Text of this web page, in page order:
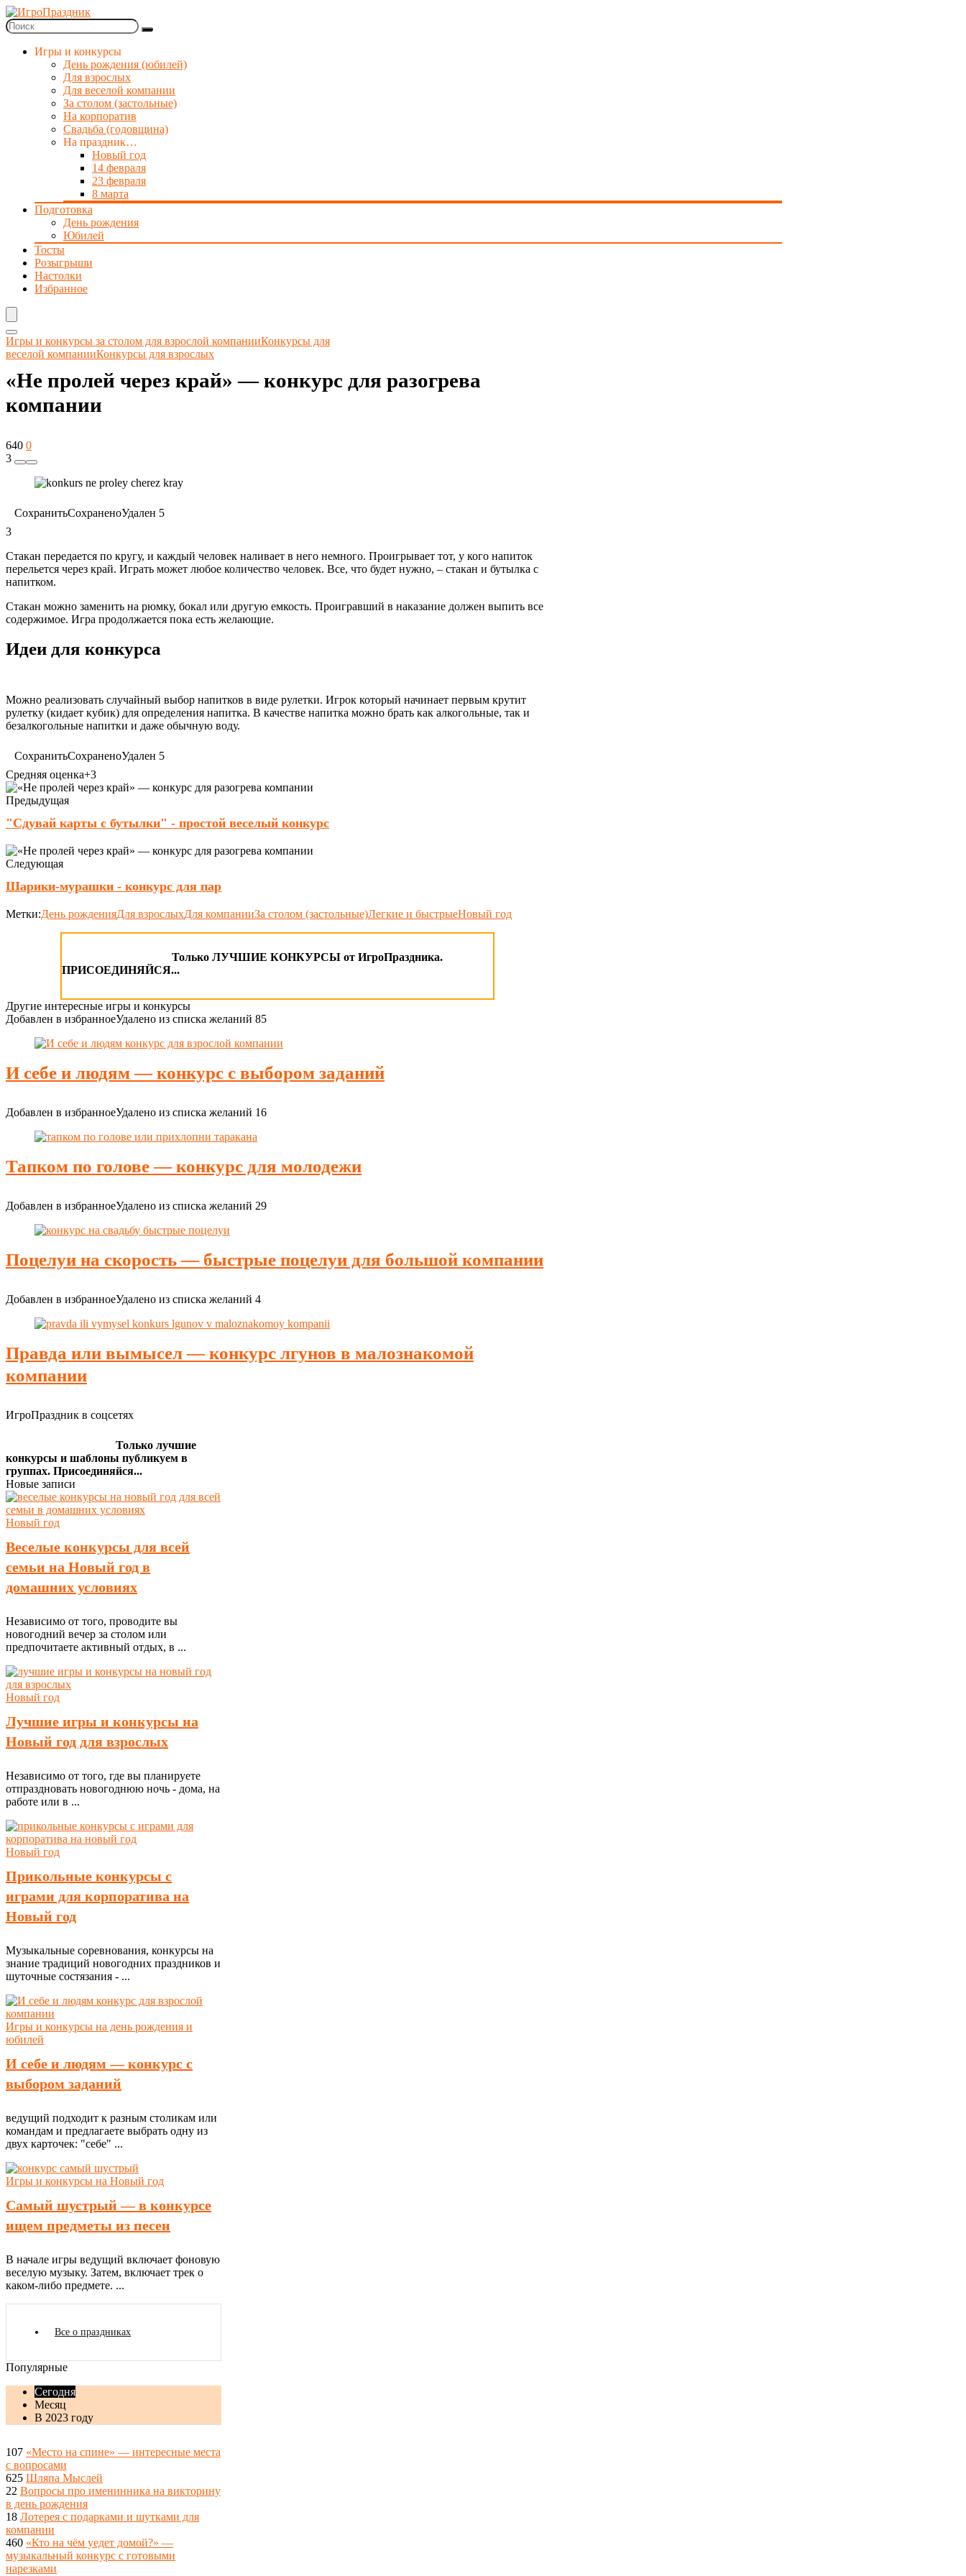
Игры и конкурсы
День рождения (юбилей)
Для взрослых
Для веселой компании
За столом (застольные)
На корпоратив
Свадьба (годовщина)
На праздник…
Новый год
14 февраля
23 февраля
8 марта
Подготовка
День рождения
Юбилей
Тосты
Розыгрыши
Настолки
Избранное
Игры и конкурсы за столом для взрослой компанииКонкурсы для
веселой компанииКонкурсы для взрослых
«Не пролей через край» — конкурс для разогрева
компании
640 0
3
СохранитьСохраненоУдален 5
3
Стакан передается по кругу, и каждый человек наливает в него немного. Проигрывает тот, у кого напиток
перельется через край. Играть может любое количество человек. Все, что будет нужно, – стакан и бутылка с
напитком.
Стакан можно заменить на рюмку, бокал или другую емкость. Проигравший в наказание должен выпить все
содержимое. Игра продолжается пока есть желающие.
Идеи для конкурса
Можно реализовать случайный выбор напитков в виде рулетки. Игрок который начинает первым крутит
рулетку (кидает кубик) для определения напитка. В качестве напитка можно брать как алкогольные, так и
безалкогольные напитки и даже обычную воду.
СохранитьСохраненоУдален 5
Средняя оценка+3
Предыдущая
"Сдувай карты с бутылки" - простой веселый конкурс
Следующая
Шарики-мурашки - конкурс для пар
Метки:День рожденияДля взрослыхДля компанииЗа столом (застольные)Легкие и быстрыеНовый год
Только ЛУЧШИЕ КОНКУРСЫ от ИгроПраздника.
ПРИСОЕДИНЯЙСЯ...
Другие интересные игры и конкурсы
Добавлен в избранноеУдалено из списка желаний 85
И себе и людям — конкурс с выбором заданий
Добавлен в избранноеУдалено из списка желаний 16
Тапком по голове — конкурс для молодежи
Добавлен в избранноеУдалено из списка желаний 29
Поцелуи на скорость — быстрые поцелуи для большой компании
Добавлен в избранноеУдалено из списка желаний 4
Правда или вымысел — конкурс лгунов в малознакомой
компании
ИгроПраздник в соцсетях
Только лучшие
конкурсы и шаблоны публикуем в
группах. Присоединяйся...
Новые записи
Новый год
Веселые конкурсы для всей
семьи на Новый год в
домашних условиях
Независимо от того, проводите вы
новогодний вечер за столом или
предпочитаете активный отдых, в ...
Новый год
Лучшие игры и конкурсы на
Новый год для взрослых
Независимо от того, где вы планируете
отпраздновать новогоднюю ночь - дома, на
работе или в ...
Новый год
Прикольные конкурсы с
играми для корпоратива на
Новый год
Музыкальные соревнования, конкурсы на
знание традиций новогодних праздников и
шуточные состязания - ...
Игры и конкурсы на день рождения и
юбилей
И себе и людям — конкурс с
выбором заданий
ведущий подходит к разным столикам или
командам и предлагаете выбрать одну из
двух карточек: "себе" ...
Игры и конкурсы на Новый год
Самый шустрый — в конкурсе
ищем предметы из песен
В начале игры ведущий включает фоновую
веселую музыку. Затем, включает трек о
каком-либо предмете. ...
Все о праздниках
Популярные
Сегодня
Месяц
В 2023 году
107 «Место на спине» — интересные места
с вопросами
625 Шляпа Мыслей
22 Вопросы про именинника на викторину
в день рождения
18 Лотерея с подарками и шутками для
компании
460 «Кто на чём уедет домой?» —
музыкальный конкурс с готовыми
нарезками